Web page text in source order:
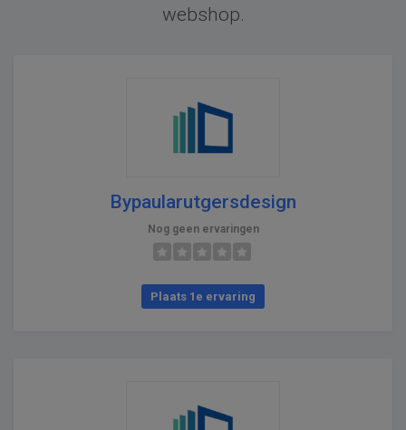
webshop.
Bypaularutgersdesign
Nog geen ervaringen
Plaats 1e ervaring